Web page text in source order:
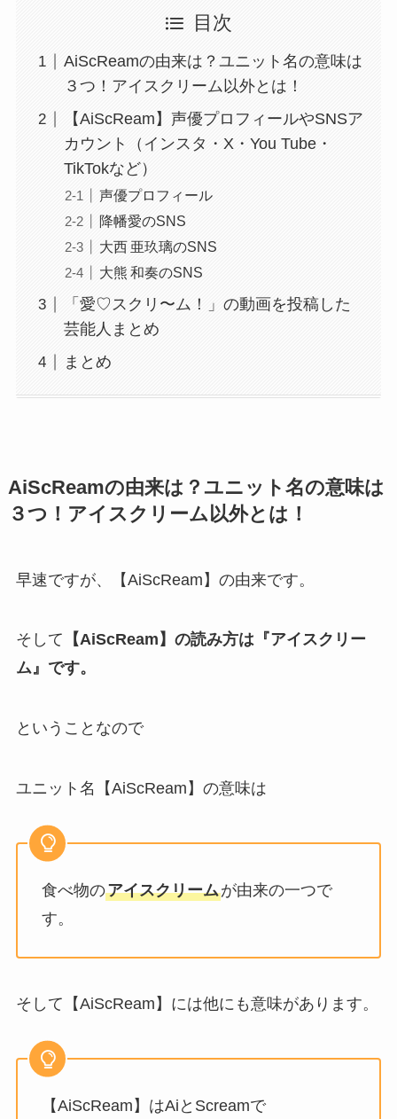
目次
AiScReamの由来は？ユニット名の意味は
３つ！アイスクリーム以外とは！
【AiScReam】声優プロフィールやSNSア
カウント（インスタ・X・You Tube・
TikTokなど）
声優プロフィール
降幡愛のSNS
大西 亜玖璃のSNS
大熊 和奏のSNS
「愛♡スクリ〜ム！」の動画を投稿した
芸能人まとめ
まとめ
AiScReamの由来は？ユニット名の意味は
３つ！アイスクリーム以外とは！
早速ですが、【AiScReam】の由来です。
そして 【AiScReam】の読み方は『アイスクリー
ム』です。
ということなので
ユニット名【AiScReam】の意味は
食べ物のアイスクリームが由来の一つで
す。
そして【AiScReam】には他にも意味があります。
【AiScReam】はAiとScreamで